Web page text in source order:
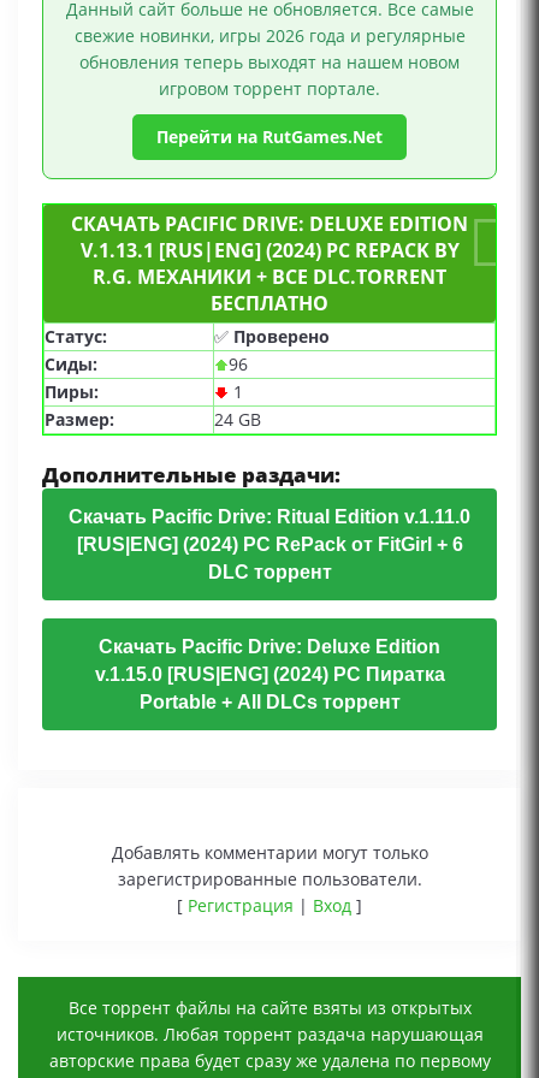
Данный сайт больше не обновляется. Все самые
свежие новинки, игры 2026 года и регулярные
обновления теперь выходят на нашем новом
игровом торрент портале.
Перейти на RutGames.Net
СКАЧАТЬ PACIFIC DRIVE: DELUXE EDITION
V.1.13.1 [RUS|ENG] (2024) PC REPACK BY
R.G. МЕХАНИКИ + ВСЕ DLC.TORRENT
БЕСПЛАТНО
Статус: ✅ Проверено
Сиды:
96
Пиры:
1
Размер:
24 GB
Дополнительные раздачи:
Скачать Pacific Drive: Ritual Edition v.1.11.0
[RUS|ENG] (2024) PC RePack от FitGirl + 6
DLC торрент
Скачать Pacific Drive: Deluxe Edition
v.1.15.0 [RUS|ENG] (2024) PC Пиратка
Portable + All DLCs торрент
Добавлять комментарии могут только
зарегистрированные пользователи.
[ Регистрация | Вход ]
Все торрент файлы на сайте взяты из открытых
источников. Любая торрент раздача нарушающая
авторские права будет сразу же удалена по первому